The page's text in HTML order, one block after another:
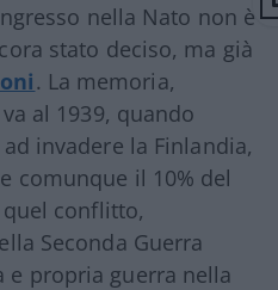
nella Nato non è
stato deciso, ma già
. La memoria,
al 1939, quando
invadere la Finlandia,
comunque il 10% del
conflitto,
Seconda Guerra
e propria guerra nella